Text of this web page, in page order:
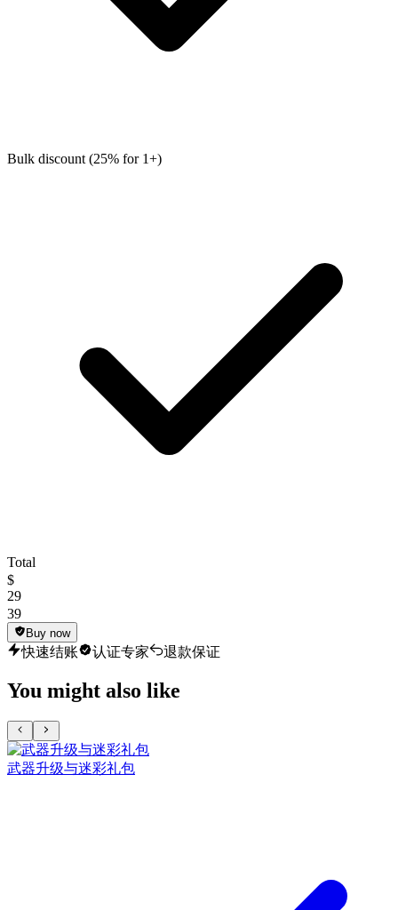
Bulk discount (25% for 1+)
Total
$
29
39
Buy now
快速结账 认证专家 退款保证
You might also like
武器升级与迷彩礼包